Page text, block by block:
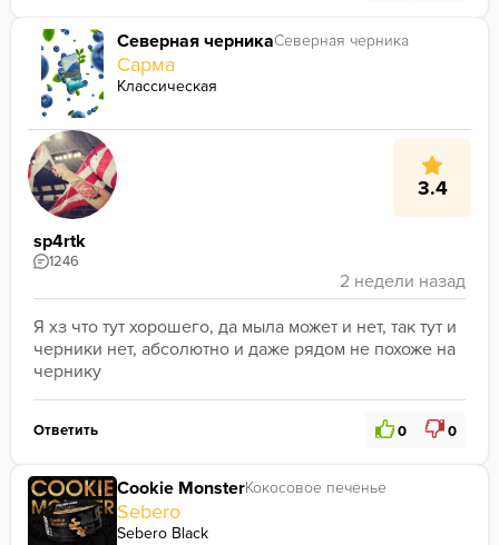
Северная черникаСеверная черника
Сарма
Классическая
3.4
sp4rtk
1246
Я хз что тут хорошего, да мыла может и нет, так тут и
черники нет, абсолютно и даже рядом не похоже на
чернику
Ответить 0 0
Cookie MonsterКокосовое печенье
Sebero
Sebero Black